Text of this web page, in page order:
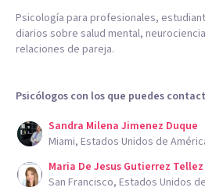
Psicología para profesionales,
diarios sobre salud mental,
relaciones de pareja.
Psicólogos con los que puedes
Sandra Milena Jimenez Duque
Miami, Estados Unidos de
Maria De Jesus Gutierrez Tellez
San Francisco, Estados Unidos